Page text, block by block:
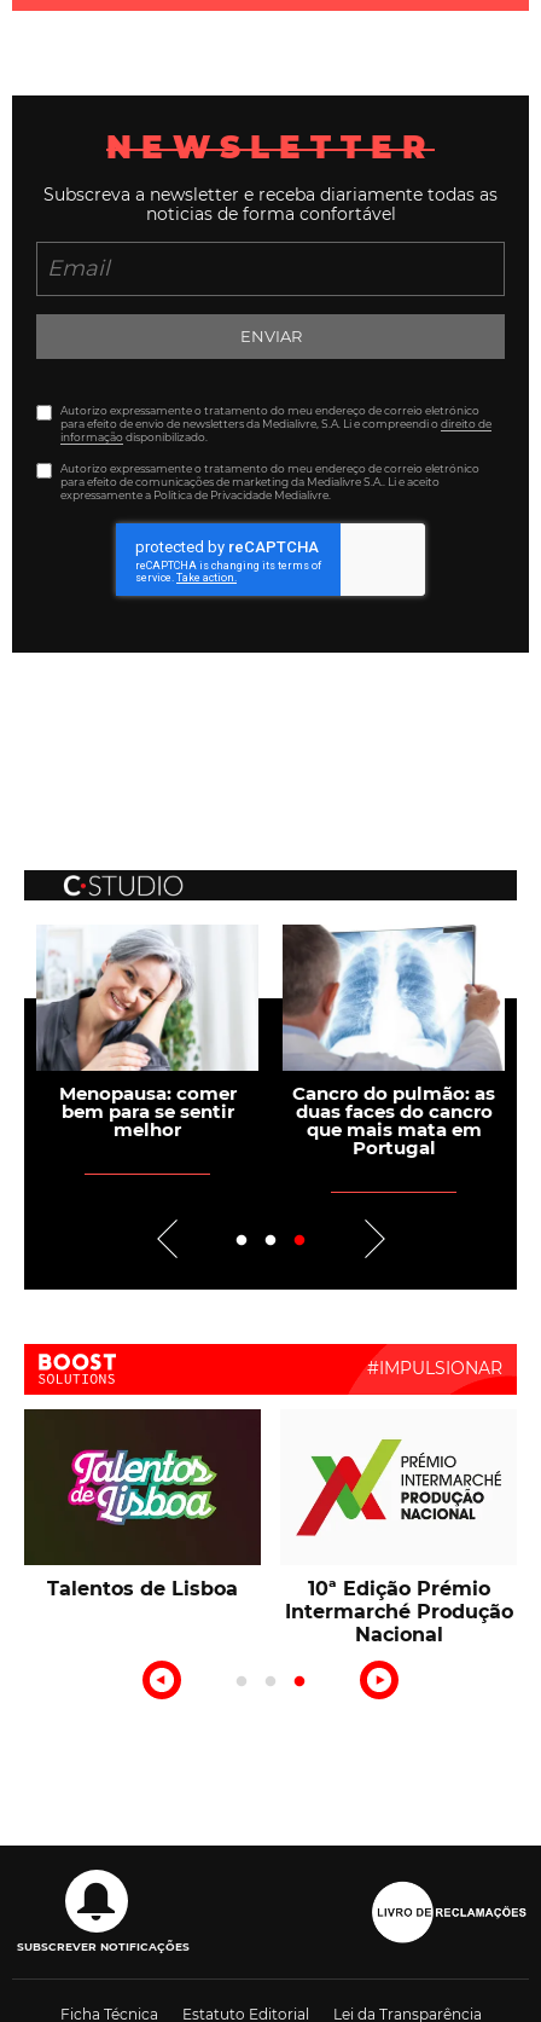
NEWSLETTER
Subscreva a newsletter e receba diariamente todas as
noticias de forma confortável
ENVIAR
Autorizo expressamente o tratamento do meu endereço de correio eletrónico
para efeito de envio de newsletters da Medialivre, S.A. Li e compreendi odireito de
informaçãodisponibilizado.
Autorizo expressamente o tratamento do meu endereço de correio eletrónico
para efeito de comunicações de marketing da Medialivre S.A.. Li e aceito
expressamente a Política de Privacidade Medialivre.
Menopausa: comer
bem para se sentir
melhor
Cancro do pulmão: as
duas faces do cancro
que mais mata em
Portugal
Boost Activate
Talentos de Lisboa
10ª Edição Prémio
Intermarché Produção
Nacional
SUBSCREVER NOTIFICAÇÕES
Ficha Técnica Estatuto Editorial Lei da Transparência